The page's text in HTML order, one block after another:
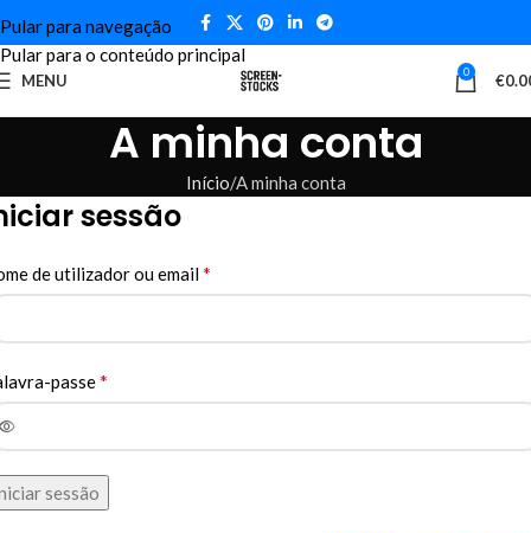
Pular para navegação
Pular para o conteúdo principal
MENU 0 €
A minha conta
Início A minha conta
sessão
de utilizador ou email*
passe*
sessão